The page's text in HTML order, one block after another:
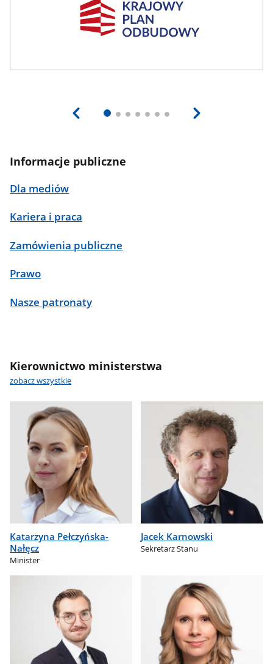
Informacje publiczne
Dla mediów
Kariera i praca
Zamówienia publiczne
Prawo
Nasze patronaty
Kierownictwo ministerstwa
zobacz wszystkie
Katarzyna Pełczyńska-
Nałęcz
Minister
Jacek Karnowski
Sekretarz Stanu